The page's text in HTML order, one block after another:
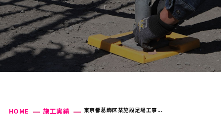
Ï
HOME 施工実績 東京都葛飾区某施設足場工事...